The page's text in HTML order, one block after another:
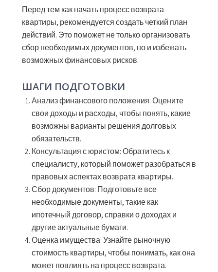
Перед тем как начать процесс возврата
квартиры, рекомендуется создать четкий план
действий. Это поможет не только организовать
сбор необходимых документов, но и избежать
возможных финансовых рисков.
ШАГИ ПОДГОТОВКИ
Анализ финансового положения:Оцените
свои доходы и расходы, чтобы понять, какие
возможны варианты решения долговых
обязательств.
Консультация с юристом:Обратитесь к
специалисту, который поможет разобраться в
правовых аспектах возврата квартиры.
Сбор документов: Подготовьте все
необходимые документы, такие как
ипотечный договор, справки о доходах и
другие актуальные бумаги.
Оценка имущества:Узнайте рыночную
стоимость квартиры, чтобы понимать, как она
может повлиять на процесс возврата.